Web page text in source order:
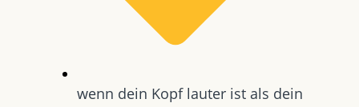
wenn dein Kopf lauter ist als dein